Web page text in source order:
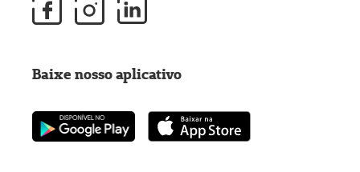
Baixe nosso aplicativo